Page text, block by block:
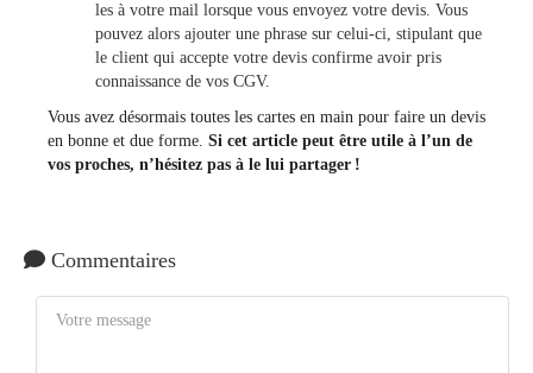
les à votre mail lorsque vous envoyez votre devis. Vous
pouvez alors ajouter une phrase sur celui-ci, stipulant que
le client qui accepte votre devis confirme avoir pris
connaissance de vos CGV.
Vous avez désormais toutes les cartes en main pour faire un devis
en bonne et due forme. Si cet article peut être utile à l’un de
vos proches, n’hésitez pas à le lui partager !
Commentaires